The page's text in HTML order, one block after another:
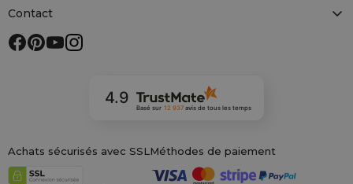
Contact
4.9
Basé sur 12 937 avisde tous les temps
Achats sécurisés avec SSLMéthodes de paiement